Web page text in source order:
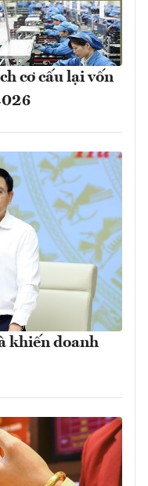
cơ cấu lại vốn
khiến doanh